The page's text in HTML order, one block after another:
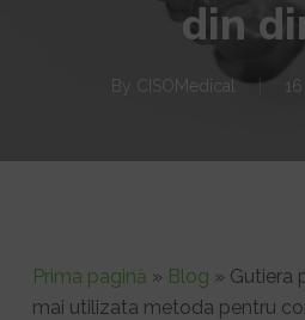
din
By CISOMedical
Prima pagină » Blog » Gutiera
mai utilizata metoda pentru